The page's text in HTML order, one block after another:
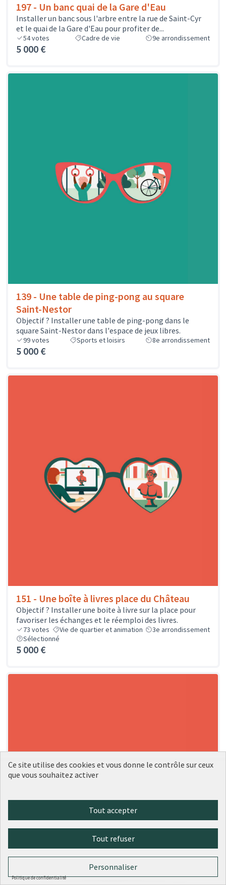
197 - Un banc quai de la Gare d'Eau
Installer un banc sous l'arbre entre la rue de Saint-Cyr
et le quai de la Gare d'Eau pour profiter de...
54votes Cadre de vie 9e arrondissement
5 000 €
139 - Une table de ping-pong au square
Saint-Nestor
Objectif ? Installer une table de ping-pong dans le
square Saint-Nestor dans l'espace de jeux libres.
99votes Sports et loisirs 8e arrondissement
5 000 €
151 - Une boîte à livres place du Château
Objectif ? Installer une boite à livre sur la place pour
favoriser les échanges et le réemploi des livres.
73 votes Vie de quartier et animation
3e arrondissement
Sélectionné
5 000 €
Ce site utilise des cookies et vous donne le contrôle sur ceux
que vous souhaitez activer
Tout accepter
Tout refuser
Personnaliser
Politique de confidentialité